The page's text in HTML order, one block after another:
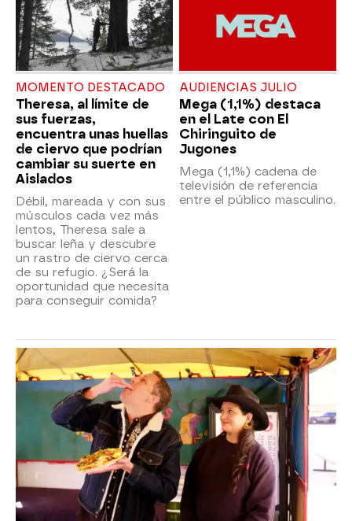
MOMENTO DESTACADO
Theresa, al límite de
sus fuerzas,
encuentra unas huellas
de ciervo que podrían
cambiar su suerte en
Aislados
Débil, mareada y con sus
músculos cada vez más
lentos, Theresa sale a
buscar leña y descubre
un rastro de ciervo cerca
de su refugio. ¿Será la
oportunidad que necesita
para conseguir comida?
AUDIENCIAS JULIO
Mega (1,1%) destaca
en el Late con El
Chiringuito de
Jugones
Mega (1,1%) cadena de
televisión de referencia
entre el público masculino.